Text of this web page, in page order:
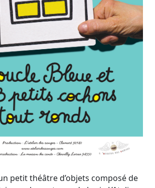
petit théâtre d’objets composé de